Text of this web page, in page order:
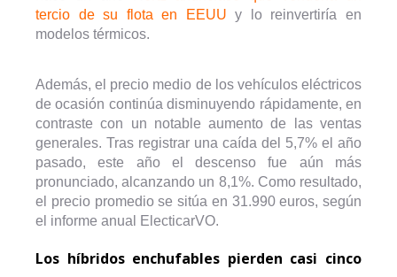
tercio de su flota en EEUU y lo reinvertiría en
modelos térmicos.
Además, el precio medio de los vehículos eléctricos
de ocasión continúa disminuyendo rápidamente, en
contraste con un notable aumento de las ventas
generales. Tras registrar una caída del 5,7% el año
pasado, este año el descenso fue aún más
pronunciado, alcanzando un 8,1%. Como resultado,
el precio promedio se sitúa en 31.990 euros, según
el informe anual ElecticarVO.
Los híbridos enchufables pierden casi cinco